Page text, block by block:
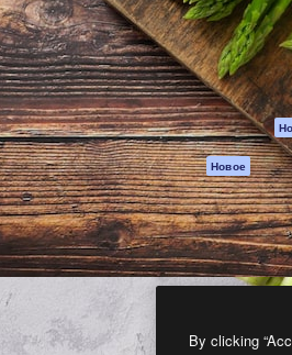
ИИ
Генератор голоса
на основе ИИ
Стоковый контент
MCP для
Claude/ChatGPT
Агенты Новое
API
Мобильное
приложение
Все инструменты
Magnific
By clicking